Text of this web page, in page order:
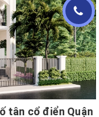
tân cổ điển Quận